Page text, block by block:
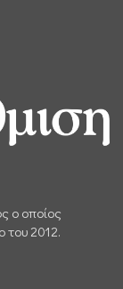
ο οποίος
του 2012.